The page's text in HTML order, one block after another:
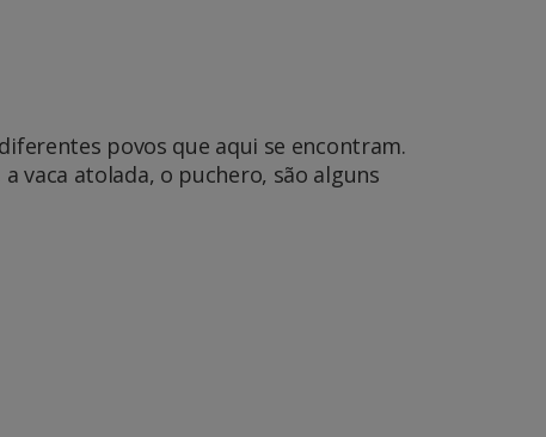
povos que aqui se encontram.
vaca atolada, o puchero, são alguns